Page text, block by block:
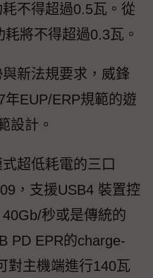
不得超過0.5瓦。從
將不得超過0.3瓦。
新法規要求，威鋒
EUP/ERP規範的遊
設計。
超低耗電的三口
，支援USB4 裝置控
秒或是傳統的
PD EPR的charge-
對主機端進行140瓦